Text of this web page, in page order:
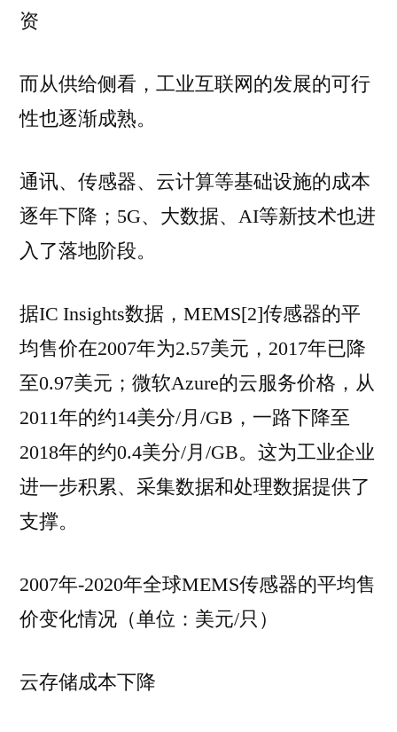
资
而从供给侧看，工业互联网的发展的可行
性也逐渐成熟。
通讯、传感器、云计算等基础设施的成本
逐年下降；5G、大数据、AI等新技术也进
入了落地阶段。
据IC Insights数据，MEMS[2]传感器的平
均售价在2007年为2.57美元，2017年已降
至0.97美元；微软Azure的云服务价格，从
2011年的约14美分/月/GB，一路下降至
2018年的约0.4美分/月/GB。这为工业企业
进一步积累、采集数据和处理数据提供了
支撑。
2007年-2020年全球MEMS传感器的平均售
价变化情况（单位：美元/只）
云存储成本下降